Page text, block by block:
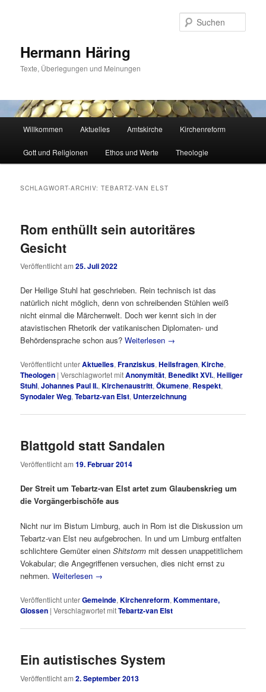
Hermann Häring
Texte, Überlegungen und Meinungen
Willkommen Aktuelles Amtskirche Kirchenreform
Gott und Religionen Ethos und Werte Theologie
SCHLAGWORT-ARCHIV:TEBARTZ-VAN ELST
Rom enthüllt sein autoritäres
Gesicht
Veröffentlicht am25. Juli 2022
Der Heilige Stuhl hat geschrieben. Rein technisch ist das
natürlich nicht möglich, denn von schreibenden Stühlen weiß
nicht einmal die Märchenwelt. Doch wer kennt sich in der
atavistischen Rhetorik der vatikanischen Diplomaten- und
Behördensprache schon aus?Weiterlesen →
Veröffentlicht unterAktuelles,Franziskus,Heilsfragen,Kirche,
Theologen |Verschlagwortet mitAnonymität, Benedikt XVI.,Heiliger
Stuhl,Johannes Paul II.,Kirchenaustritt,Ökumene, Respekt,
Synodaler Weg,Tebartz-van Elst, Unterzeichnung
Blattgold statt Sandalen
Veröffentlicht am19. Februar 2014
Der Streit um Tebartz-van Elst artet zum Glaubenskrieg um
die Vorgängerbischöfe aus
Nicht nur im Bistum Limburg, auch in Rom ist die Diskussion um
Tebartz-van Elst neu aufgebrochen. In und um Limburg entfalten
schlichtere Gemüter einenShitstorm mit dessen unappetitlichem
Vokabular; die Angegriffenen versuchen, dies nicht ernst zu
nehmen.Weiterlesen →
Veröffentlicht unterGemeinde,Kirchenreform,Kommentare,
Glossen |Verschlagwortet mitTebartz-van Elst
Ein autistisches System
Veröffentlicht am2. September 2013